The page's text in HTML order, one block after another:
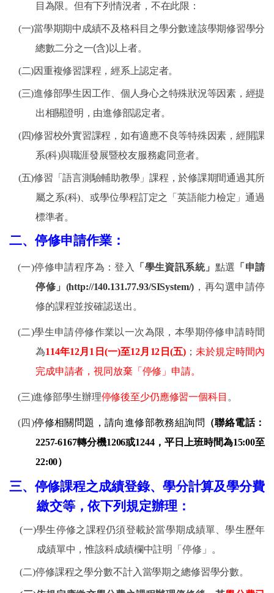
目為限。但有下列情況者，不在此限：
(一)當學期期中成績不及格科目之學分數達該學期修習學分
總數二分之一(含)以上者。
(二)因重複修習課程，經系上認定者。
(三)進修部學生因工作、個人身心之特殊狀況等因素，經提
出相關證明 ， 由進修部認定者。
(四)修習校外實習課程，如有適應不良等特殊因素，經開課
系(科)與職涯發展暨校友服務處同意者。
(五)修習「語言測驗輔助教學」課程，於修課期間通過其所
屬之系(科)、或學位學程訂定之
「英語能力檢定」通過
標準者。
二、停修申請作業：
(一)停修申請程序為：登入 「學生資訊系統」 點選 「申請
停修」 (http://140.131.77.93/SISystem/) ，再勾選申請停
修的課程並按確認送出。
(二)學生申請停修作業以一次為限，本學期停修申請時間
為114年12月 1 日 (一)至12月 12 日 (五)； 未於規定時間內
完成申請者，視同放棄「停修」申請。
(三)進修部學生辦理停修後至少仍應修習一個科目 。
(四)停修相關問題，請向進修部教務組詢問
（聯絡電話：
2257-6167轉分機1206或1244，平日上班時間為15:00至
22:00）
三、停修課程之成績登錄、學分計算及學分費
繳交等，依下列規定辦理：
(一)學生停修之課程仍須登載於當學期成績單、學生歷年
成績單中，惟該科成績欄中註明「停修」。
(二)停修課程之學分數不計入當學期之總修習學分數。